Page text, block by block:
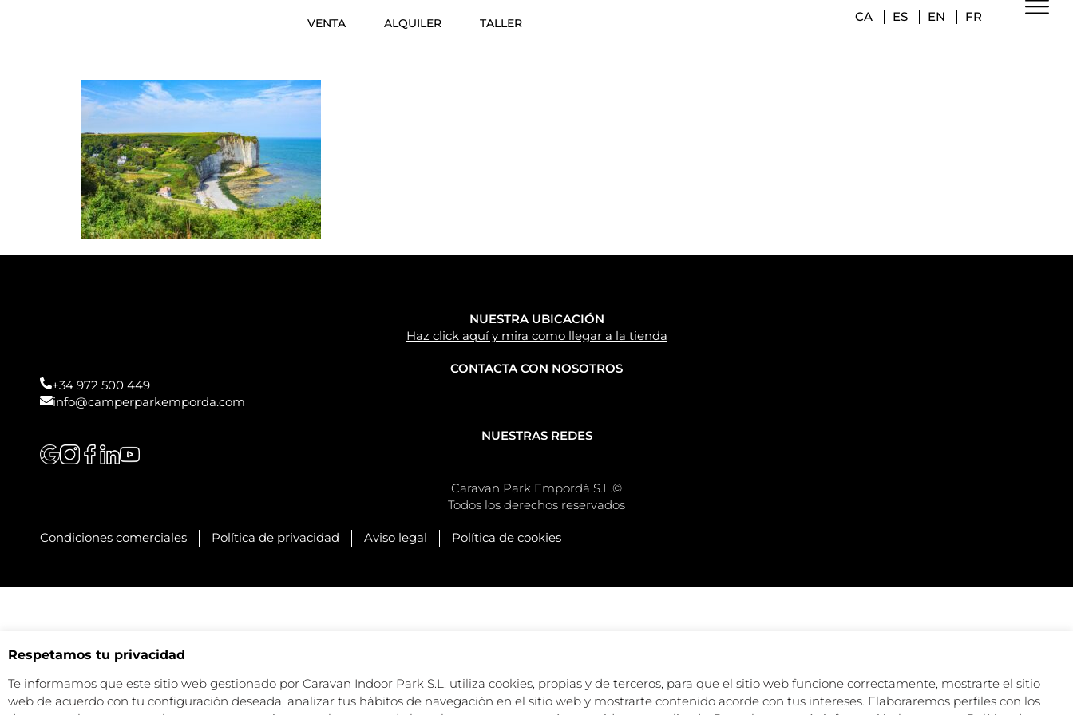
VENTA ALQUILER TALLER CA ES EN FR
NUESTRA UBICACIÓN
Haz click aquí y mira como llegar a la tienda
CONTACTA CON NOSOTROS
+34 972 500 449
info@camperparkemporda.com
NUESTRAS REDES
Caravan Park Empordà S.L.©
Todos los derechos reservados
Condiciones comerciales Política de privacidad Aviso legal Política de cookies
Respetamos tu privacidad
Te informamos que este sitio web gestionado por Caravan Indoor Park S.L. utiliza cookies, propias y de terceros, para que el sitio web funcione correctamente, mostrarte el sitio
web de acuerdo con tu configuración deseada, analizar tus hábitos de navegación en el sitio web y mostrarte contenido acorde con tus intereses. Elaboraremos perfiles con los